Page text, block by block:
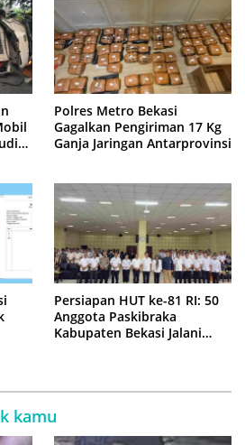
Polres Metro Bekasi
Gagalkan Pengiriman 17 Kg
Ganja Jaringan Antarprovinsi
Persiapan HUT ke-81 RI: 50
Anggota Paskibraka
Kabupaten Bekasi Jalani
kamu